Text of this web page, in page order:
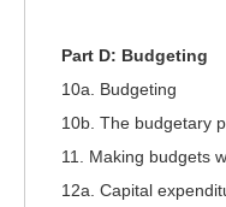
Part D: Budgeting
10a. Budgeting
10b. The budgetary
11. Making budgets
12a. Capital